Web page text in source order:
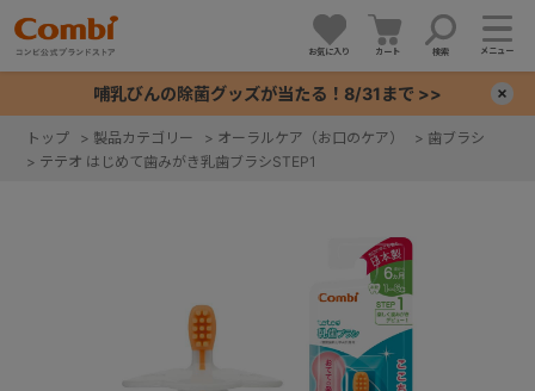
お気に入り カート 検索 メニュー
哺乳びんの除菌グッズが当たる！8/31まで >>
トップ > 製品カテゴリー > オーラルケア（お口のケア） > 歯ブラシ
> テテオ はじめて歯みがき乳歯ブラシSTEP1